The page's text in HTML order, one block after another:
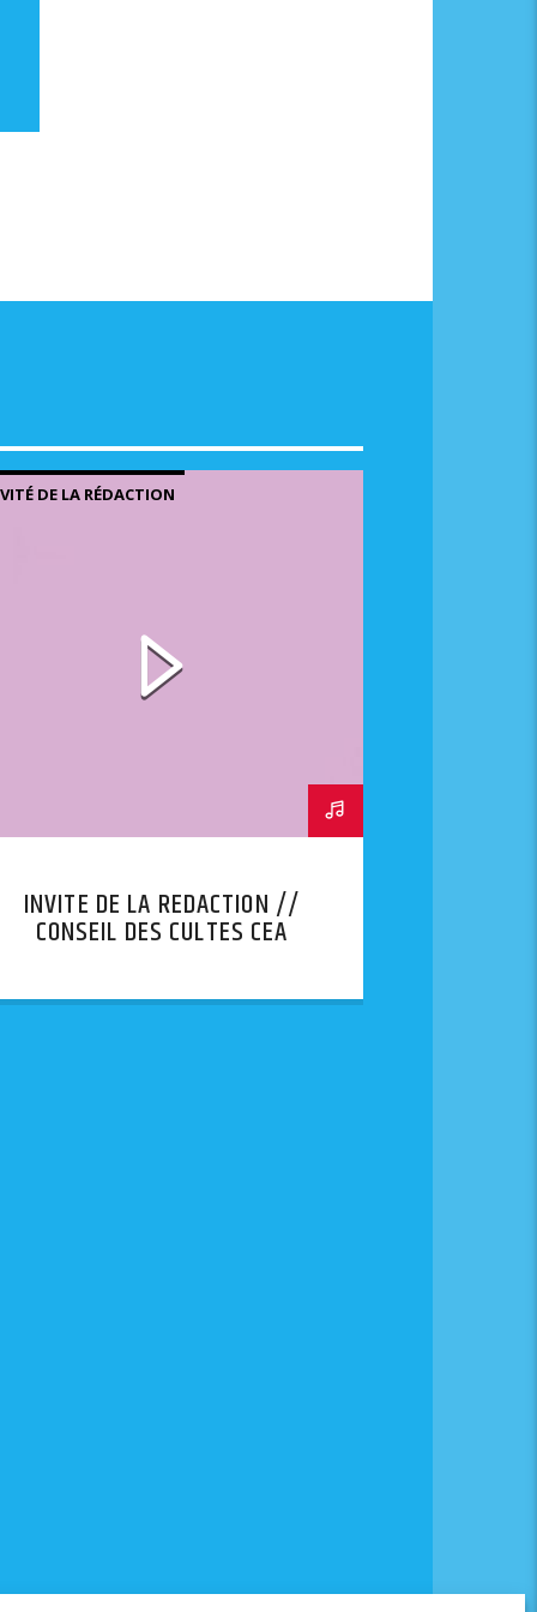
DE LA RÉDACTION
INVITE DE LA REDACTION //
CONSEIL DES CULTES CEA